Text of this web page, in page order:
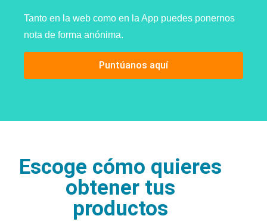
Tanto en la web como en la App puedes ponernos
nota de forma anónima.
Puntúanos aquí
Escoge cómo quieres
obtener tus
productos